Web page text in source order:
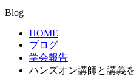
Blog
HOME
ブログ
学会報告
ハンズオン講師と講義